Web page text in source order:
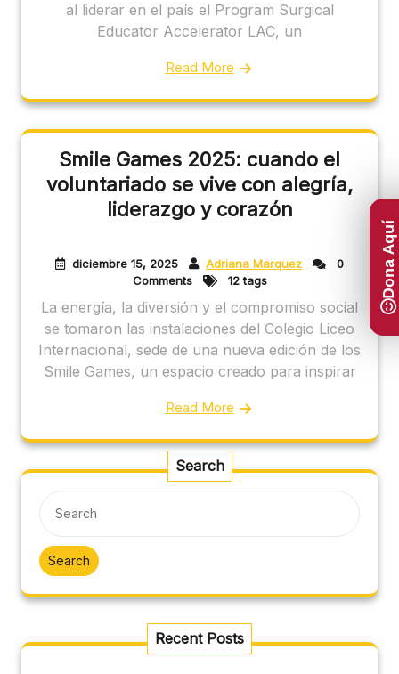
al liderar en el país el Program Surgical
Educator Accelerator LAC, un
Read More
Smile Games 2025: cuando el
voluntariado se vive con alegría,
liderazgo y corazón
diciembre 15, 2025 Adriana Marquez
0
Comments
12 tags
La energía, la diversión y el compromiso social
se tomaron las instalaciones del Colegio Liceo
Internacional, sede de una nueva edición de los
Smile Games, un espacio creado para inspirar
Read More
Search
Search
Recent Posts
Dona Aquí